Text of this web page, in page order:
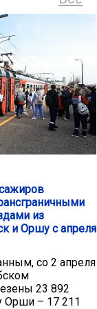
из
и Оршу с апреля
со 2 апреля
23 892
Орши – 17 211